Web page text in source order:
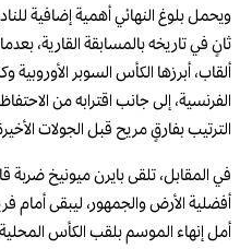
ويحمل بلوغ النهائي أهمية إضافية
ثانٍ في تاريخه بالمسابقة القارية،
ألقاب، أبرزها الكأس السوبر الأوروبية
الفرنسية، إلى جانب اقترابه من
الترتيب بفارقٍ مريح قبل الجولات
في المقابل، تلقى بايرن ميونيخ ضربة
أفضلية الأرض والجمهور، ليبقى أمام
أمل إنهاء الموسم بلقب الكأس